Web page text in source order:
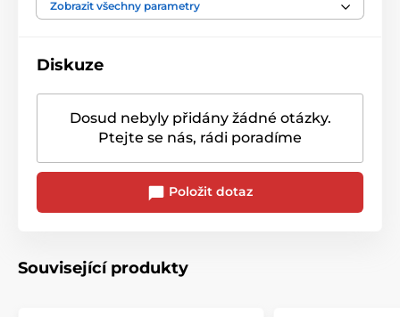
Barva kamene
Zobrazit všechny parametry
Diskuze
Dosud nebyly přidány žádné otázky.
Ptejte se nás, rádi poradíme
Položit dotaz
Související produkty